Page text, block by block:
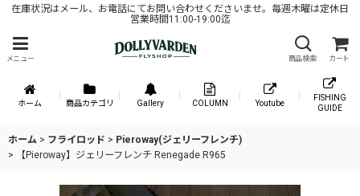
在庫状況はメール、お電話にてお問い合わせくださいませ。毎週木曜は定休日
営業時間11:00-19:00迄
メニュー 商品検索 カート
ホーム 商品カテゴリ Gallery COLUMN Youtube
FISHING
GUIDE
ホーム > フライロッド > Pieroway(ジェリーフレンチ)
>
【Pieroway】ジェリーフレンチ Renegade R965